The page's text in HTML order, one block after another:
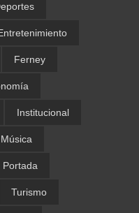
Ferney
Institucional
Música
Portada
Turismo